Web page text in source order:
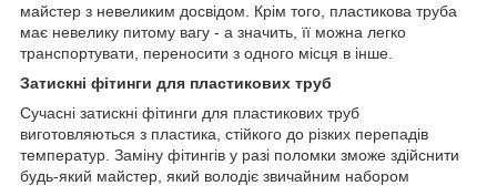
майстер з невеликим досвідом. Крім того, пластикова труба
має невелику питому вагу - а значить, її можна легко
транспортувати, переносити з одного місця в інше.
Затискні фітинги для пластикових труб
Сучасні затискні фітинги для пластикових труб
виготовляються з пластика, стійкого до різких перепадів
температур. Заміну фітингів у разі поломки зможе здійснити
будь-який майстер, який володіє звичайним набором